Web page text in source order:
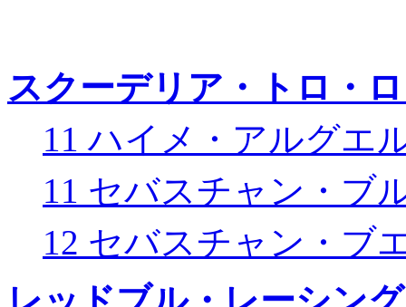
スクーデリア・トロ・
11 ハイメ・アルグエ
11 セバスチャン・ブ
12 セバスチャン・ブ